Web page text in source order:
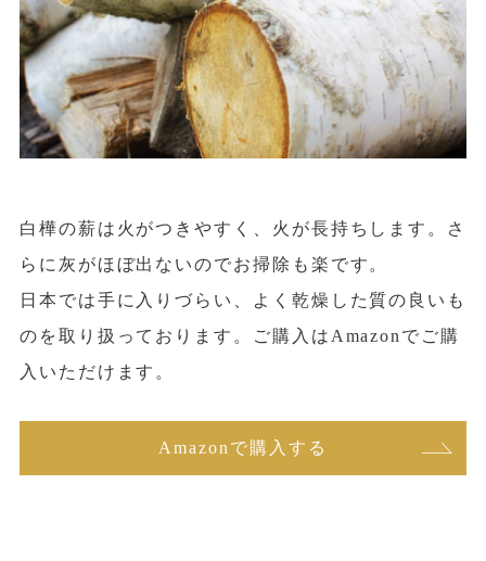
白樺の薪は火がつきやすく、火が長持ちします。さ
らに灰がほぼ出ないのでお掃除も楽です。
日本では手に入りづらい、よく乾燥した質の良いも
のを取り扱っております。ご購入はAmazonでご購
入いただけます。
Amazonで購入する